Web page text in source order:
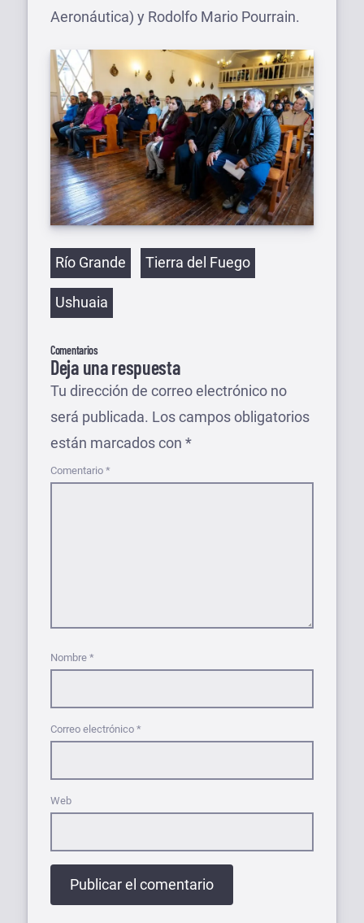
Aeronáutica) y Rodolfo Mario Pourrain.
Etiquetas
Río Grande Tierra del Fuego
Ushuaia
Comentarios
Deja una respuesta
Tu dirección de correo electrónico no
será publicada. Los campos obligatorios
están marcados con *
Comentario *
Nombre *
Correo electrónico *
Web